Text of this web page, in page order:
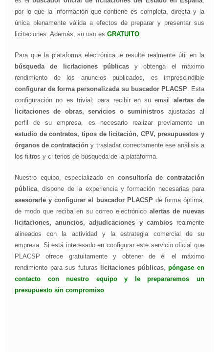
por lo que la información que contiene es completa, directa y la
única plenamente válida a efectos de preparar y presentar sus
licitaciones. Además, su uso es GRATUITO.
Para que la plataforma electrónica le resulte realmente útil en la
búsqueda de licitaciones públicasy obtenga el máximo
rendimiento de los anuncios publicados, es imprescindible
configurar de forma personalizada su buscador PLACSP. Esta
configuración no es trivial: para recibir en su email alertas de
licitaciones de obras, servicios o suministros ajustadas al
perfil de su empresa, es necesario realizar previamente un
estudio de contratos, tipos de licitación, CPV, presupuestos y
órganos de contratación y trasladar correctamente ese análisis a
los filtros y criterios de búsqueda de la plataforma.
Nuestro equipo, especializado en consultoría de contratación
pública, dispone de la experiencia y formación necesarias para
asesorarle y configurar el buscador PLACSPde forma óptima,
de modo que reciba en su correo electrónicoalertas de nuevas
licitaciones, anuncios, adjudicaciones y cambiosrealmente
alineados con la actividad y la estrategia comercial de su
empresa. Si está interesado en configurar este servicio oficial que
PLACSP ofrece gratuitamente y obtener de él el máximo
rendimiento para sus futuras
licitaciones públicas,póngase en
contacto con nuestro equipo y le prepararemos un
presupuesto sin compromiso.